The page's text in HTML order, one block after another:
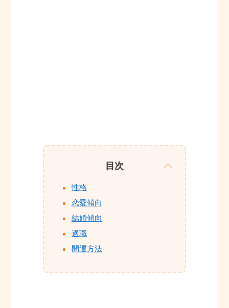
目次
性格
恋愛傾向
結婚傾向
適職
開運方法